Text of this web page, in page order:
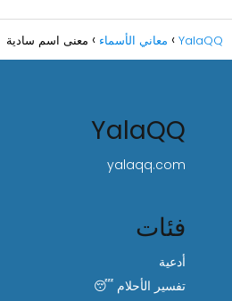
YalaQQ معاني الأسماء معنى اسم سادية
YalaQQ
yalaqq.com
فئات
أدعية
تفسير الأحلام 😴